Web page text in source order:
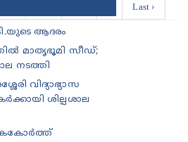
Last ›
ആദരം
മാതൃഭൂമി സീഡ്;
നടത്തി
വിദ്യാഭ്യാസ
ശില്പശാല